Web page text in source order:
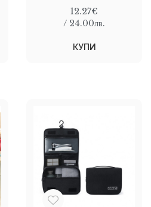
12.27€
/ 24.00лв.
КУПИ